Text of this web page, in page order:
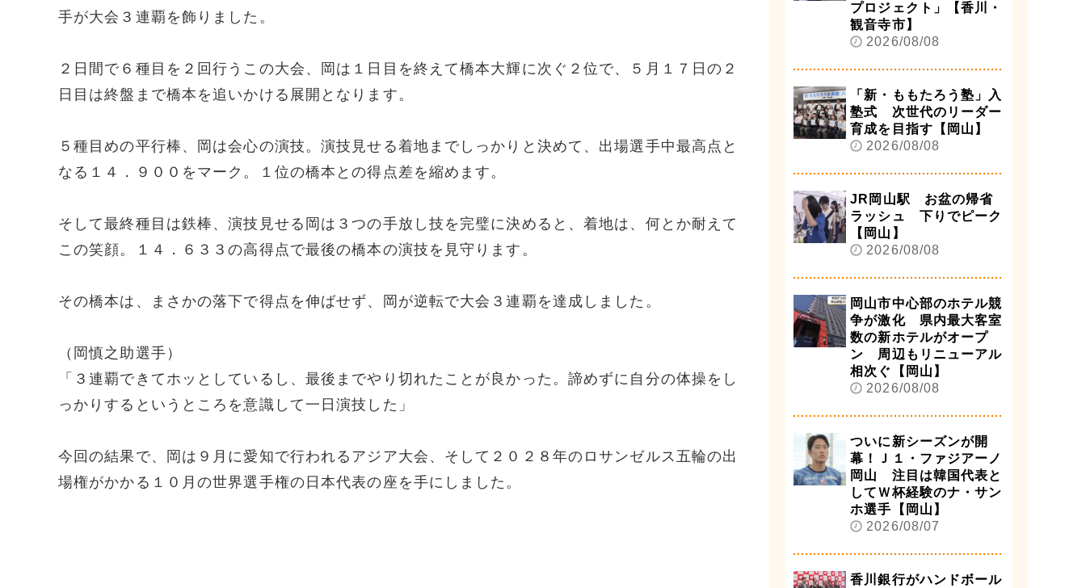
手が大会３連覇を飾りました。
２日間で６種目を２回行うこの大会、岡は１日目を終えて橋本大輝に次ぐ２位で、５月１７日の２
日目は終盤まで橋本を追いかける展開となります。
５種目めの平行棒、岡は会心の演技。演技見せる着地までしっかりと決めて、出場選手中最高点と
なる１４．９００をマーク。１位の橋本との得点差を縮めます。
そして最終種目は鉄棒、演技見せる岡は３つの手放し技を完璧に決めると、着地は、何とか耐えて
この笑顔。１４．６３３の高得点で最後の橋本の演技を見守ります。
その橋本は、まさかの落下で得点を伸ばせず、岡が逆転で大会３連覇を達成しました。
（岡慎之助選手）
「３連覇できてホッとしているし、最後までやり切れたことが良かった。諦めずに自分の体操をし
っかりするというところを意識して一日演技した」
今回の結果で、岡は９月に愛知で行われるアジア大会、そして２０２８年のロサンゼルス五輪の出
場権がかかる１０月の世界選手権の日本代表の座を手にしました。
プロジェクト」【香川・
観音寺市】
2026/08/08
「新・ももたろう塾」入
塾式 次世代のリーダー
育成を目指す【岡山】
2026/08/08
JR岡山駅 お盆の帰省
ラッシュ 下りでピーク
【岡山】
2026/08/08
岡山市中心部のホテル競
争が激化 県内最大客室
数の新ホテルがオープ
ン 周辺もリニューアル
相次ぐ【岡山】
2026/08/08
ついに新シーズンが開
幕！Ｊ１・ファジアーノ
岡山 注目は韓国代表と
してＷ杯経験のナ・サン
ホ選手【岡山】
2026/08/07
香川銀行がハンドボール